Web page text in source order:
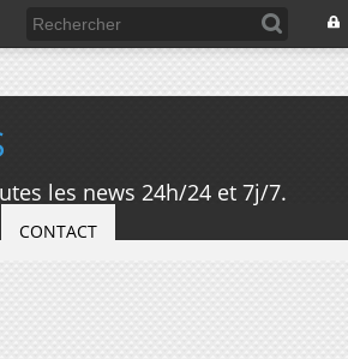
les news 24h/24 et 7j/7.
CONTACT